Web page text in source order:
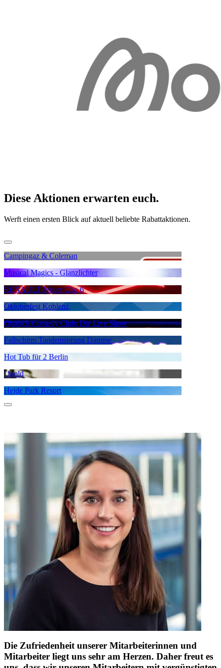
Diese Aktionen erwarten euch.
Werft einen ersten Blick auf aktuell beliebte Rabattaktionen.
Campingaz & Coleman
Musical Magics - Glanzlichter
RENAULT Neuer Clio 6
Oktoberfest Koblenz
Quatsch Comedy Club: Die Live Show
Fallschirm Tandemsprung Damme
Hot Tub für 2 Berlin
Unold
Heide Park Resort
Die Zufriedenheit unserer Mitarbeiterinnen und
Mitarbeiter liegt uns sehr am Herzen. Daher freut es